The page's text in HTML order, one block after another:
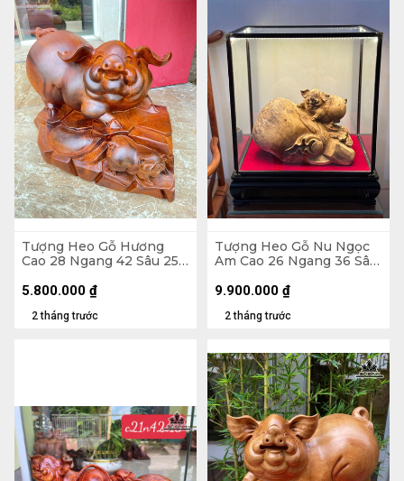
Tượng Heo Gỗ Hương
Cao 28 Ngang 42 Sâu 25
2 tháng trước
5.800.000 ₫
Tượng Heo Gỗ Nu Ngọc
Am Cao 26 Ngang 36 Sâu
x 30 (cm)
2 tháng trước
9.900.000 ₫